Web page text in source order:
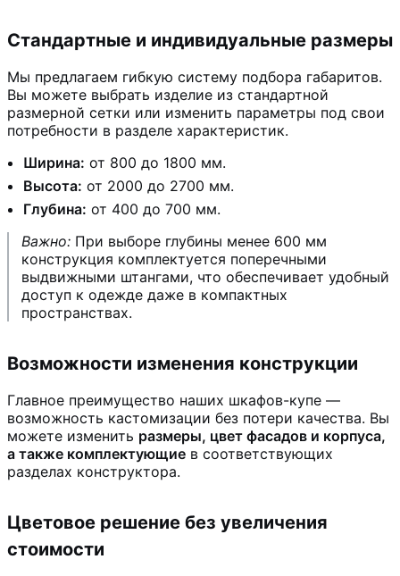
Стандартные и индивидуальные размеры
Мы предлагаем гибкую систему подбора габаритов.
Вы можете выбрать изделие из стандартной
размерной сетки или изменить параметры под свои
потребности в разделе характеристик.
Ширина: от 800 до 1800 мм.
Высота: от 2000 до 2700 мм.
Глубина: от 400 до 700 мм.
Важно: При выборе глубины менее 600 мм
конструкция комплектуется поперечными
выдвижными штангами, что обеспечивает удобный
доступ к одежде даже в компактных
пространствах.
Возможности изменения конструкции
Главное преимущество наших шкафов-купе —
возможность кастомизации без потери качества. Вы
можете изменить размеры, цвет фасадов и корпуса,
а также комплектующие в соответствующих
разделах конструктора.
Цветовое решение без увеличения
стоимости